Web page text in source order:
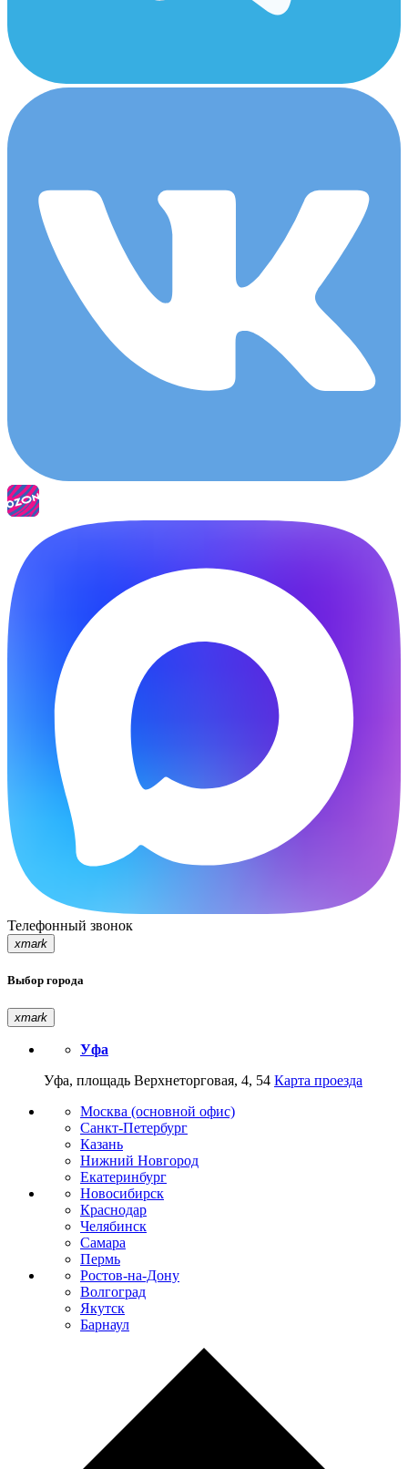
Телефонный звонок
xmark
Выбор города
xmark
Уфа
Уфа, площадь Верхнеторговая, 4, 54 Карта проезда
Москва (основной офис)
Санкт-Петербург
Казань
Нижний Новгород
Екатеринбург
Новосибирск
Краснодар
Челябинск
Самара
Пермь
Ростов-на-Дону
Волгоград
Якутск
Барнаул